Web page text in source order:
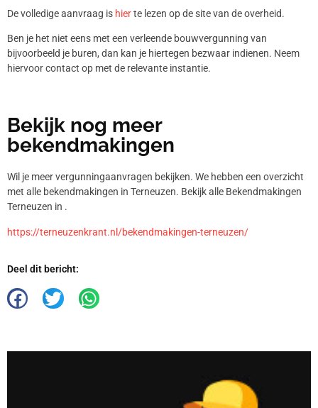
De volledige aanvraag is hierte lezen op de site van de overheid.
Ben je het niet eens met een verleende bouwvergunning van
bijvoorbeeld je buren, dan kan je hiertegen bezwaar indienen. Neem
hiervoor contact op met de relevante instantie.
Bekijk nog meer
bekendmakingen
Wil je meer vergunningaanvragen bekijken. We hebben een overzicht
met alle bekendmakingen in Terneuzen. Bekijk alle Bekendmakingen
Terneuzen in .
https://terneuzenkrant.nl/bekendmakingen-terneuzen/
Deel dit bericht: